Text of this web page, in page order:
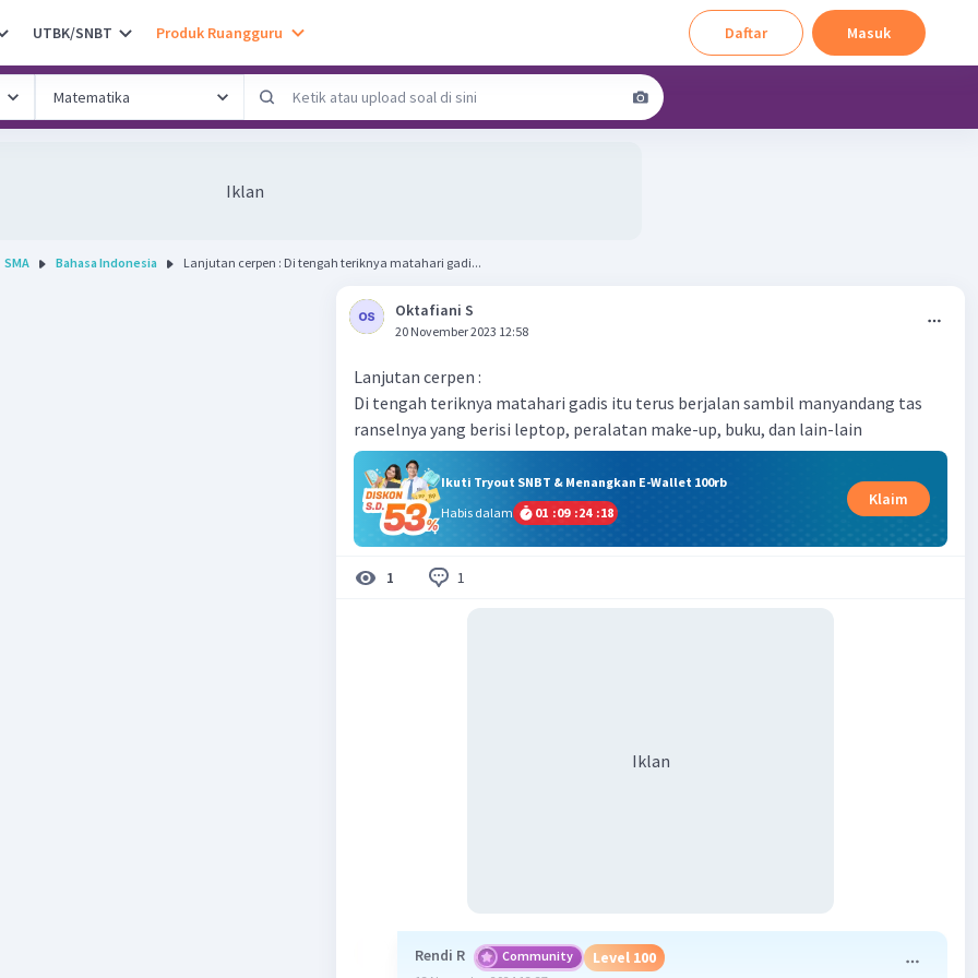
UTBK/SNBT Produk Ruangguru Daftar Masuk
Iklan
SMA Bahasa Indonesia Lanjutan cerpen : Di tengah teriknya matahari gadi...
Oktafiani S
20 November 2023 12:58
Lanjutan cerpen :
Di tengah teriknya matahari gadis itu terus berjalan sambil manyandang tas
ranselnya yang berisi leptop, peralatan make-up, buku, dan lain-lain
Ikuti Tryout SNBT & Menangkan E-Wallet 100rb
Habis dalam
01 :09 :24 :17
Klaim
1 1
Iklan
Rendi R Community Level 100